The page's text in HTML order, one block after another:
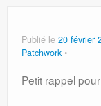
Publié le 20 février
Patchwork
Petit rappel